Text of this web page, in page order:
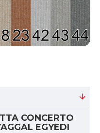
CONCERTO
EGYEDI